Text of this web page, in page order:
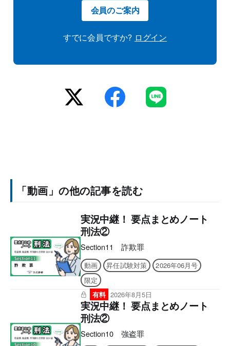
会員のご案内
すでに会員ですか? ログイン
「動画」の他の記事を読む
実況中継！ 要点まとめノート
刑法②
Section11 詐欺罪
動画 昇任試験対策
2026年06月号
限定
有料 2026年8月5日
実況中継！ 要点まとめノート
刑法②
Section10 強盗罪